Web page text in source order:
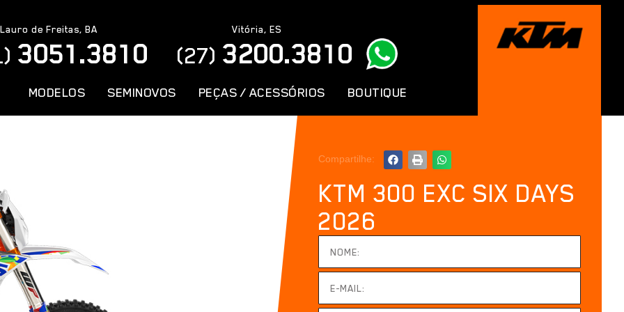
Lauro de Freitas, BA
3051.3810
Vitória, ES
(27) 3200.3810
MODELOS SEMINOVOS PEÇAS / ACESSÓRIOS BOUTIQUE
Compartilhe:
KTM 300 EXC SIX DAYS
2026